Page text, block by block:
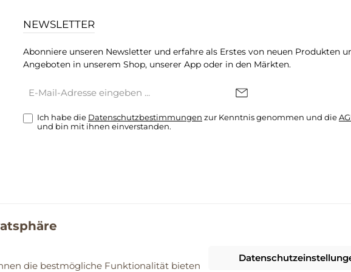
NEWSLETTER
Abonniere unseren Newsletter und erfahre als Erstes von neuen Produkten
Angeboten in unserem Shop, unserer App oder in den Märkten.
Mail-
Ich habe die Datenschutzbestimmungen zur Kenntnis genommen und die
und bin mit ihnen einverstanden.
© 2026 ProBiomarkt WebShop - Alle Rechte vorbehalten. Theme by
die bestmögliche Funktionalität bieten